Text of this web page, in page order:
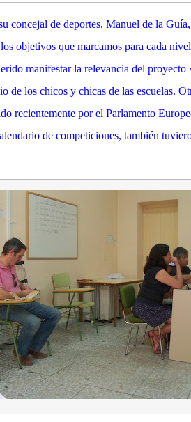
concejal de deportes, Manuel de la
objetivos que marcamos para cada
manifestar la relevancia del
de los chicos y chicas de las escuelas.
recientemente por el Parlamento
de competiciones, también